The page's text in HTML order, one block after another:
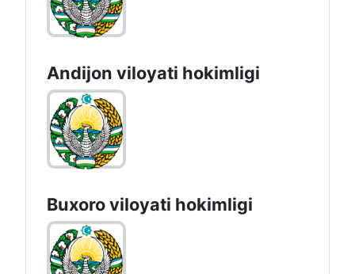
Andijon vilоyati hоkimligi
Buxoro viloyati hokimligi